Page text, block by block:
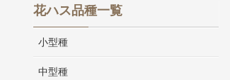
花ハス品種一覧
小型種
中型種